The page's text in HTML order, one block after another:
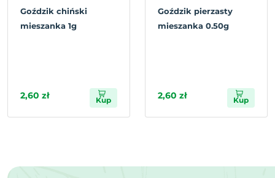
Goździk chiński
mieszanka 1g
2,60 zł Kup
Goździk pierzasty
mieszanka 0.50g
2,60 zł Kup